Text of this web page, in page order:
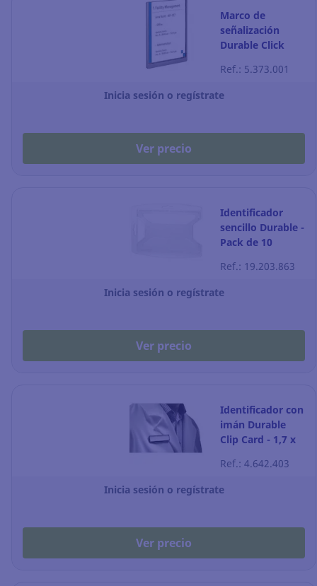
Marco de
señalización
Durable Click
Ref.: 5.373.001
Inicia sesión o regístrate
Ver precio
Identificador
sencillo Durable -
Pack de 10
Ref.: 19.203.863
Inicia sesión o regístrate
Ver precio
Identificador con
imán Durable
Clip Card - 1,7 x
25
Ref.: 4.642.403
Inicia sesión o regístrate
Ver precio